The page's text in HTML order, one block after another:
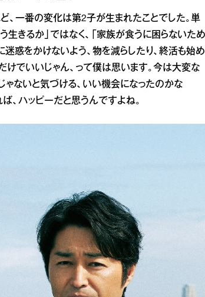
、一番の変化は第2子が生まれたことでした。単
きるか」ではなく、「家族が食うに困らないため
惑をかけないよう、物を減らしたり、終活も始め
けでいいじゃん、って僕は思います。今は大変な
ゃないと気づける、いい機会になったのかな
、ハッピーだと思うんですよね。